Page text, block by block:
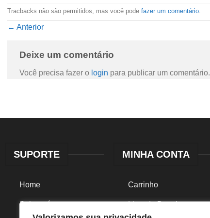
Tracbacks não são permitidos, mas você pode fazer um comentário
← Anterior
Deixe um comentário
Você precisa fazer o login para publicar um comentário.
SUPORTE
Home
Sobre nós
MINHA CONTA
Carrinho
Lista de Desejos